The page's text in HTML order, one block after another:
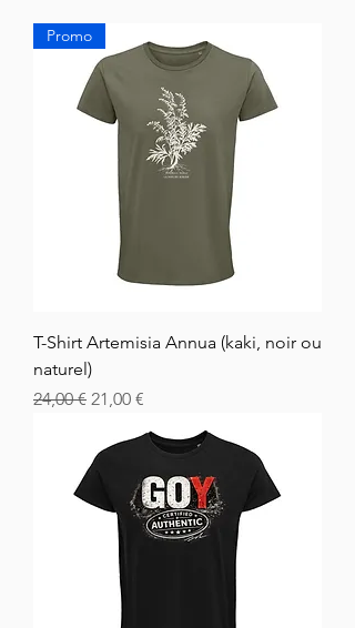
Promo
T-Shirt Artemisia Annua (kaki, noir ou
naturel)
Normálna cena
24,00 € Zľavnená cena
21,00 €